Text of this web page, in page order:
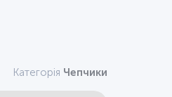
Категорія Чепчики